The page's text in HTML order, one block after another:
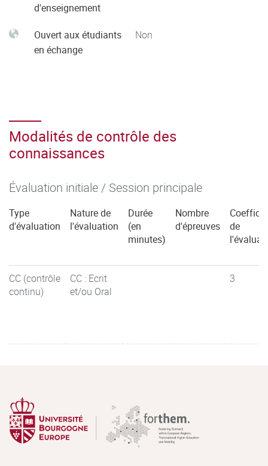
d'enseignement
Ouvert aux étudiants
en échange
Non
Modalités de contrôle des
connaissances
Évaluation initiale / Session principale
Type
d'évaluation
Nature de
l'évaluation
Durée
(en
minutes)
Nombre
d'épreuves
de
CC (contrôle
continu)
CC : Ecrit
et/ou Oral
3